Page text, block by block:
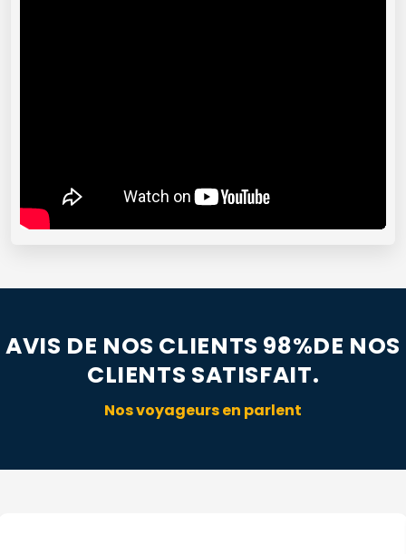
AVIS DE NOS CLIENTS 98%DE NOS
CLIENTS SATISFAIT.
Nos voyageurs en parlent